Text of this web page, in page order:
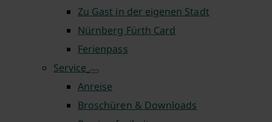
Zu Gast in der eigenen Stadt
Nürnberg Fürth Card
Ferienpass
Service
Anreise
Broschüren & Downloads